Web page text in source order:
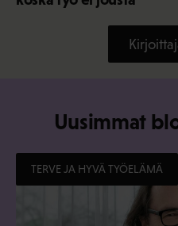
Uusimmat
TERVE JA HYVÄ TYÖELÄMÄ